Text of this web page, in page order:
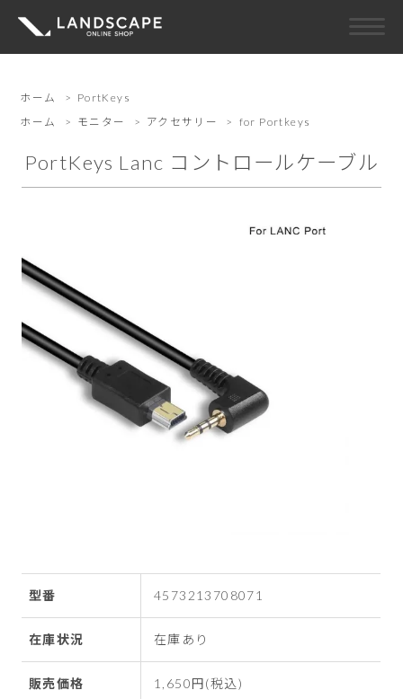
ホーム > PortKeys
ホーム
> モニター > アクセサリー > for Portkeys
PortKeys Lanc コントロールケーブル
型番 4573213708071
在庫状況 在庫あり
販売価格 1,650円(税込)